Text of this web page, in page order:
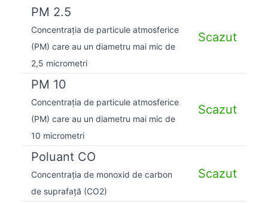
PM 2.5
Concentrația de particule atmosferice
(PM) care au un diametru mai mic de
2,5 micrometri
Scazut
PM 10
Concentrația de particule atmosferice
(PM) care au un diametru mai mic de
10 micrometri
Scazut
Poluant CO
Concentrația de monoxid de carbon
de suprafață (CO2)
Scazut